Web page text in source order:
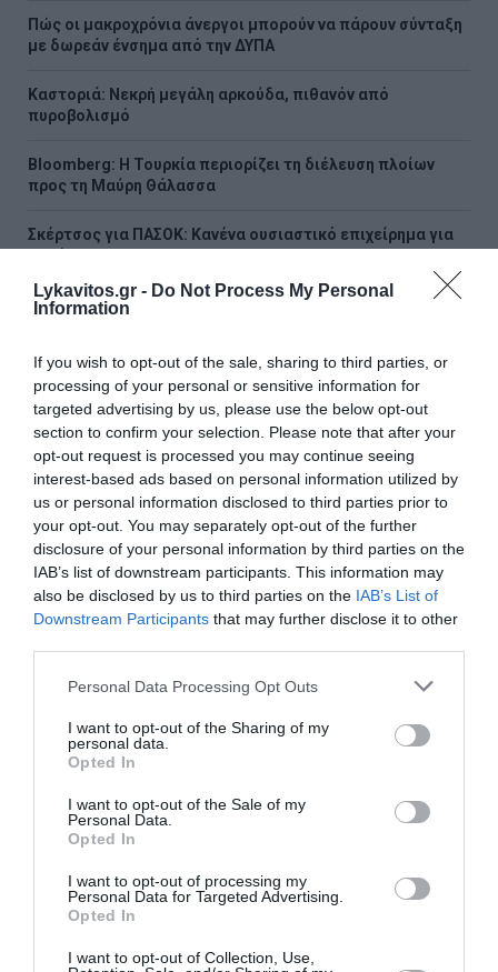
Lykavitos.gr - Do Not Process My Personal
Information
If you wish to opt-out of the sale, sharing to third parties, or
processing of your personal or sensitive information for
targeted advertising by us, please use the below opt-out
section to confirm your selection. Please note that after your
opt-out request is processed you may continue seeing
interest-based ads based on personal information utilized by
us or personal information disclosed to third parties prior to
your opt-out. You may separately opt-out of the further
disclosure of your personal information by third parties on the
IAB’s list of downstream participants. This information may
also be disclosed by us to third parties on the IAB’s List of
Downstream Participants that may further disclose it to other
Please note that this website/app uses one or more Google
not limited to your visit or usage behaviour. You may click to
grant or deny consent to Google and its third-party tags to
use your data for below specified purposes in below Google
consent section.
Personal Data Processing Opt Outs
I want to opt-out of the Sharing of my
personal data.
Opted In
I want to opt-out of the Sale of my
Personal Data.
Opted In
I want to opt-out of processing my
Personal Data for Targeted Advertising.
Opted In
I want to opt-out of Collection, Use,
Πώς οι μακροχρόνια άνεργοι μπορούν να πάρουν σύνταξη
με δωρεάν ένσημα από την ΔΥΠΑ
Καστοριά: Νεκρή μεγάλη αρκούδα, πιθανόν από
πυροβολισμό
Bloomberg: Η Τουρκία περιορίζει τη διέλευση πλοίων
προς τη Μαύρη Θάλασσα
Σκέρτσος για ΠΑΣΟΚ: Κανένα ουσιαστικό επιχείρημα για
Φωτιά σε χαμηλή βλάστηση στην Ευκαρπία Κιλκίς
Τι αποκαλύπτει η «Daily Mail» για τη δολοφονία της
38χρονης Βρετανίδας στην Κυψέλη
ΟΛΕΣ ΟΙ ΕΙΔΗΣΕΙΣ →
διαβάστε ακόμη
«πεφταστέρια»
του χρόνου, θα είναι ορατές από τις 17 Ιουλίου έως τις